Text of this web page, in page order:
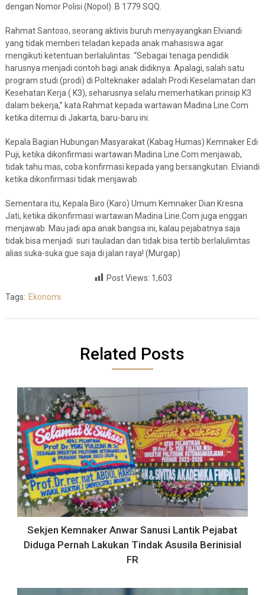
dengan Nomor Polisi (Nopol) B 1779 SQQ.
Rahmat Santoso, seorang aktivis buruh menyayangkan Elviandi
yang tidak memberi teladan kepada anak mahasiswa agar
mengikuti ketentuan berlalulintas. “Sebagai tenaga pendidik
harusnya menjadi contoh bagi anak didiknya. Apalagi, salah satu
program studi (prodi) di Polteknaker adalah Prodi Keselamatan dan
Kesehatan Kerja ( K3), seharusnya selalu memerhatikan prinsip K3
dalam bekerja,” kata Rahmat kepada wartawan Madina Line.Com
ketika ditemui di Jakarta, baru-baru ini.
Kepala Bagian Hubungan Masyarakat (Kabag Humas) Kemnaker Edi
Puji, ketika dikonfirmasi wartawan Madina Line.Com menjawab,
tidak tahu mas, coba konfirmasi kepada yang bersangkutan. Elviandi
ketika dikonfirmasi tidak menjawab.
Sementara itu, Kepala Biro (Karo) Umum Kemnaker Dian Kresna
Jati, ketika dikonfirmasi wartawan Madina Line.Com juga enggan
menjawab. Mau jadi apa anak bangsa ini, kalau pejabatnya saja
tidak bisa menjadi suri tauladan dan tidak bisa tertib berlalulimtas
alias suka-suka gue saja di jalan raya! (Murgap)
Post Views: 1,603
Tags: Ekonomi
Related Posts
Sekjen Kemnaker Anwar Sanusi Lantik Pejabat
Diduga Pernah Lakukan Tindak Asusila Berinisial
FR